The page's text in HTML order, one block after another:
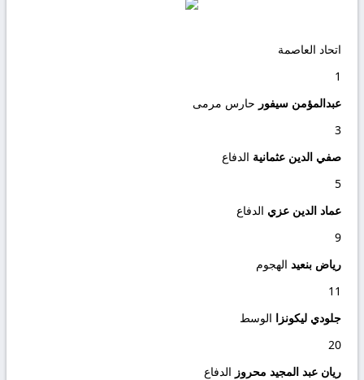
اتحاد العاصمة
1
عبدالمؤمن سيفور حارس مرمى
3
صفي الدين عثمانية الدفاع
5
عماد الدين عزي الدفاع
9
رياض بنعيد الهجوم
11
جلودي ليكونزا الوسط
20
ريان عبد المجيد محروز الدفاع